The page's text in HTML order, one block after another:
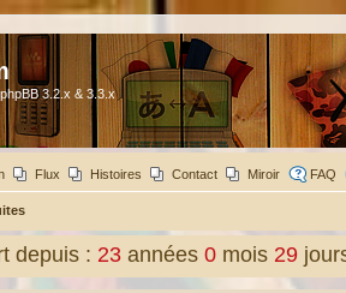
3.2.x & 3.3.x
Flux Histoires Contact Miroir FAQ
depuis : 23 années 0 mois 29